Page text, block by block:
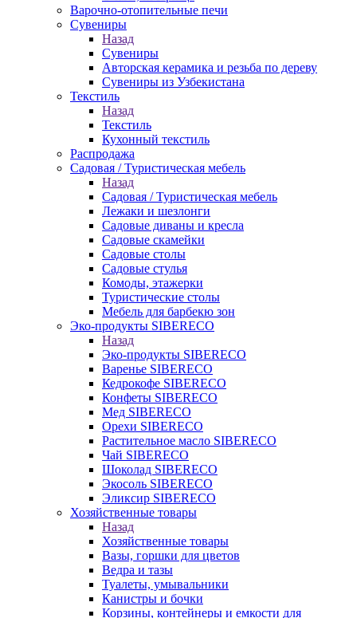
Варочно-отопительные печи
Сувениры
Назад
Сувениры
Авторская керамика и резьба по дереву
Сувениры из Узбекистана
Текстиль
Назад
Текстиль
Кухонный текстиль
Распродажа
Садовая / Туристическая мебель
Назад
Садовая / Туристическая мебель
Лежаки и шезлонги
Садовые диваны и кресла
Садовые скамейки
Садовые столы
Садовые стулья
Комоды, этажерки
Туристические столы
Мебель для барбекю зон
Эко-продукты SIBERECO
Назад
Эко-продукты SIBERECO
Варенье SIBERECO
Кедрокофе SIBERECO
Конфеты SIBERECO
Мед SIBERECO
Орехи SIBERECO
Растительное масло SIBERECO
Чай SIBERECO
Шоколад SIBERECO
Экосоль SIBERECO
Эликсир SIBERECO
Хозяйственные товары
Назад
Хозяйственные товары
Вазы, горшки для цветов
Ведра и тазы
Туалеты, умывальники
Канистры и бочки
Корзины, контейнеры и емкости для